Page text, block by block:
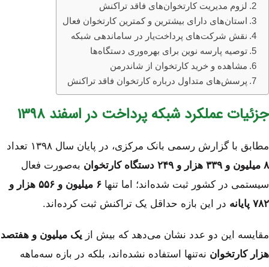
لزوم مدیریت کارتخوان‌های فاقد تراکنش
استان‌های دارای بیشترین و کمترین کارتخوان فعال
نقش شرکت‌های پرداخت‌یار در ساماندهی شبکه
توصیه پارسه نوین برای بهره‌وری دستگاه‌ها
مشاهده و خرید کارتخوان از شاندرمن
پرسش‌های متداول درباره کارتخوان فاقد تراکنش
جزئیات عملکرد شبکه پرداخت در اسفند ۱۳۹۸
مطابق با گزارش رسمی بانک مرکزی، در پایان سال ۱۳۹۸ تعداد
۸ میلیون و ۳۳۹ هزار و ۲۴۹ دستگاه کارتخوان
به‌صورت فعال
سیستمی در کشور ثبت شده‌اند؛ اما تنها
۶ میلیون و ۵۵۶ هزار و
۷۸۲ پایانه
در این بازه حداقل یک تراکنش ثبت کرده‌اند.
مقایسه این دو عدد نشان می‌دهد که بیش از یک میلیون و هفتصد
هزار کارتخوان نه‌تنها استفاده نشده‌اند، بلکه در بازه سه‌ماهه